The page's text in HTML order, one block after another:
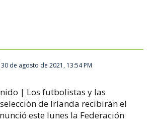
30 de agosto de 2021, 13:54 PM
| Los futbolistas y las
de Irlanda recibirán el
este lunes la Federación